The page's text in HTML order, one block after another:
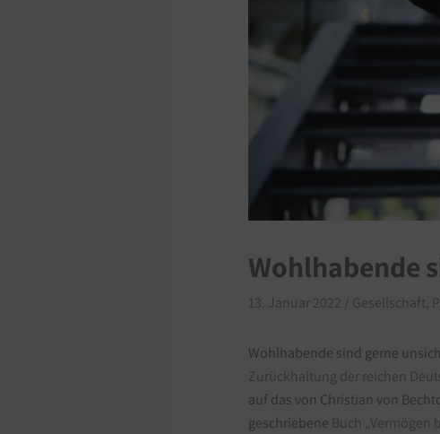
Wohlhabende
13. Januar 2022 / Gesellschaft,
Wohlhabende sind gerne
Zurückhaltung der reichen
auf das von Christian von
geschriebene Buch „Vermögen